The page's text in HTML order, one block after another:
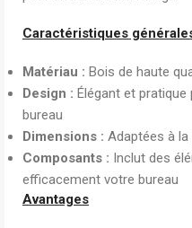
Caractéristiques
Matériau : Bois de haute
Design : Élégant et pratique
bureau
Dimensions : Adaptées à
Composants : Inclut des
efficacement votre bureau
Avantages